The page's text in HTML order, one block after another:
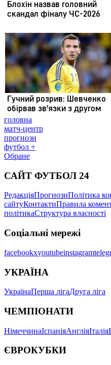
головна
матч-центр
прогнози
футбол +
Обране
САЙТ ФУТБОЛ 24
РедакціяПрогнозиПолітика
сайтуКонтактиПравила
політикаСтруктура власності
Соціальні мережі
facebookxyoutubeinstagram
УКРАЇНА
УкраїнаПерша лігаДруга ліга
ЧЕМПІОНАТИ
НімеччинаІспаніяАнгліяІталія
ЄВРОКУБКИ